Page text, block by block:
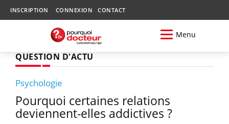
INSCRIPTION CONNEXION CONTACT
Menu
QUESTION D'ACTU
Psychologie
Pourquoi certaines relations
deviennent-elles addictives ?